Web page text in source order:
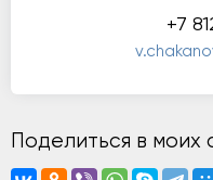
+7
Поделиться в моих